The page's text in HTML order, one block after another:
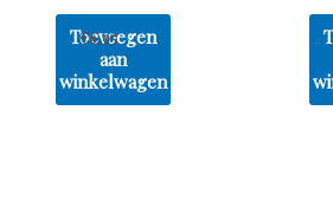
Toevoegen
aan
winkelwagen
€6,95